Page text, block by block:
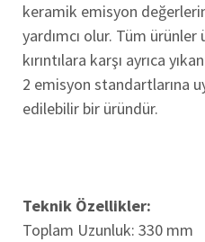
keramik emisyon
yardımcı olur. Tüm
kırıntılara karşı ayrıca
2 emisyon standartlarına
edilebilir bir üründür.
Teknik Özellikler:
Toplam Uzunluk: 330 mm